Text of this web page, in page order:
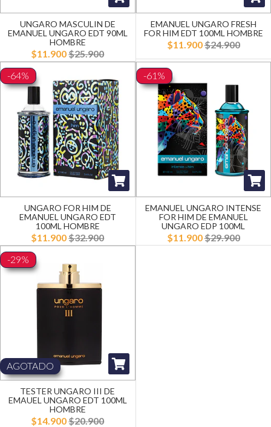
UNGARO MASCULIN DE
EMANUEL UNGARO EDT 90ML
HOMBRE
$11.900$25.900
EMANUEL UNGARO FRESH
FOR HIM EDT 100ML HOMBRE
$11.900$24.900
-64%
UNGARO FOR HIM DE
EMANUEL UNGARO EDT
100ML HOMBRE
$11.900$32.900
-61%
EMANUEL UNGARO INTENSE
FOR HIM DE EMANUEL
UNGARO EDP 100ML
$11.900$29.900
-29%
AGOTADO
TESTER UNGARO III DE
EMAUEL UNGARO EDT 100ML
HOMBRE
$14.900$20.900